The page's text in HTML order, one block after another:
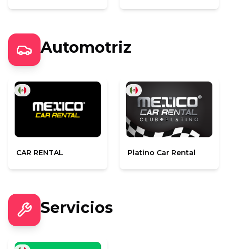
Automotriz
CAR RENTAL Platino Car Rental
Servicios